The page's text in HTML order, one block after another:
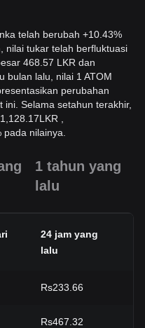
telah berubah +10.43%
nilai tukar telah berfluktuasi
468.57 LKR dan
bulan lalu, nilai 1 ATOM
perubahan
Selama setahun terakhir,
1,128.17LKR
nilainya.
1 tahun yang
lalu
24 jam yang
lalu
Rs233.66
Rs467.32